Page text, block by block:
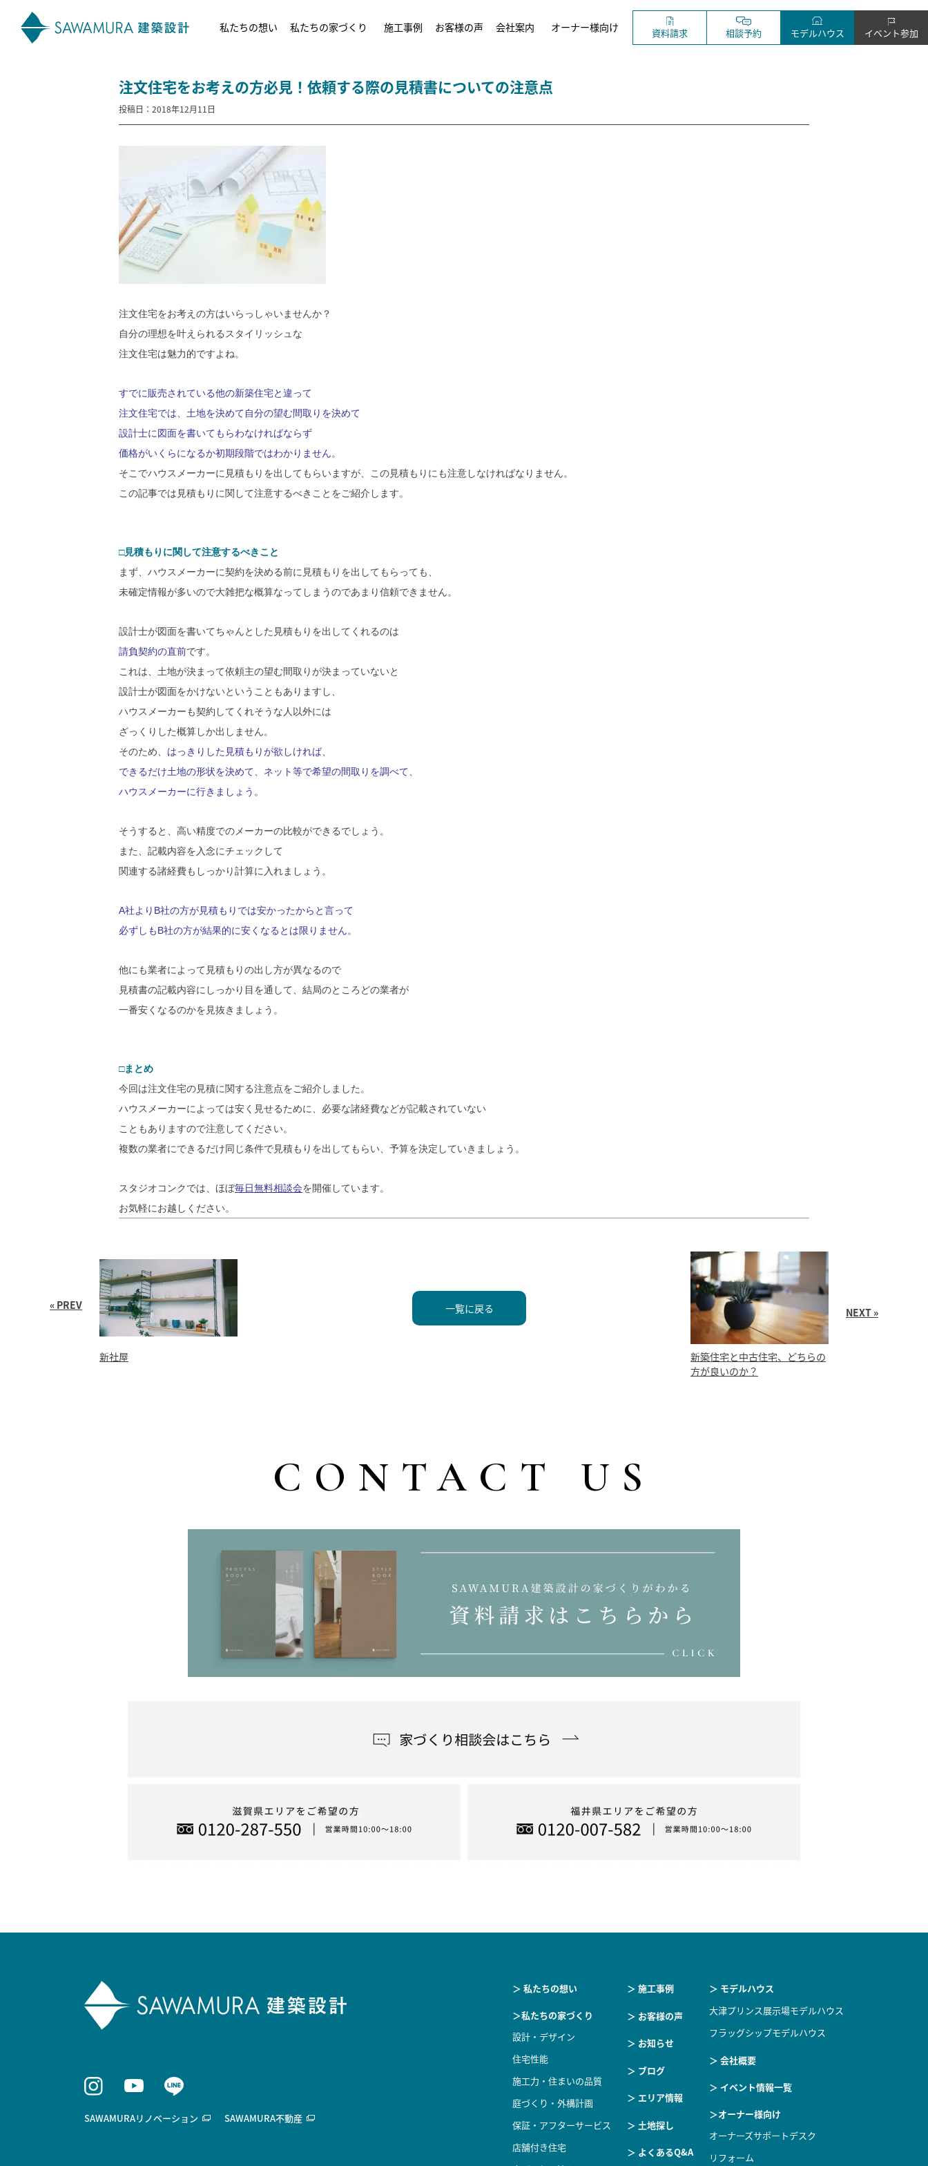
私たちの想い 私たちの家づくり 施工事例 お客様の声 会社案内 オーナー様向け 資料請求 相談予約 モデルハウス イベント参加
注文住宅をお考えの方必見！依頼する際の見積書についての注意点
投稿日：2018年12月11日
注文住宅をお考えの方はいらっしゃいませんか？
自分の理想を叶えられるスタイリッシュな
注文住宅は魅力的ですよね。
すでに販売されている他の新築住宅と違って
注文住宅では、土地を決めて自分の望む間取りを決めて
設計士に図面を書いてもらわなければならず
価格がいくらになるか初期段階ではわかりません。
そこでハウスメーカーに見積もりを出してもらいますが、この見積もりにも注意しなければなりません。
この記事では見積もりに関して注意するべきことをご紹介します。
□見積もりに関して注意するべきこと
まず、ハウスメーカーに契約を決める前に見積もりを出してもらっても、
未確定情報が多いので大雑把な概算なってしまうのであまり信頼できません。
設計士が図面を書いてちゃんとした見積もりを出してくれるのは
請負契約の直前です。
これは、土地が決まって依頼主の望む間取りが決まっていないと
設計士が図面をかけないということもありますし、
ハウスメーカーも契約してくれそうな人以外には
ざっくりした概算しか出しません。
そのため、 はっきりした見積もりが欲しければ、
できるだけ土地の形状を決めて、ネット等で希望の間取りを調べて、
ハウスメーカーに行きましょう。
そうすると、高い精度でのメーカーの比較ができるでしょう。
また、記載内容を入念にチェックして
関連する諸経費もしっかり計算に入れましょう。
A社よりB社の方が見積もりでは安かったからと言って
必ずしもB社の方が結果的に安くなるとは限りません。
他にも業者によって見積もりの出し方が異なるので
見積書の記載内容にしっかり目を通して、結局のところどの業者が
一番安くなるのかを見抜きましょう。
□まとめ
今回は注文住宅の見積に関する注意点をご紹介しました。
ハウスメーカーによっては安く見せるために、必要な諸経費などが記載されていない
こともありますので注意してください。
複数の業者にできるだけ同じ条件で見積もりを出してもらい、予算を決定していきましょう。
スタジオコンクでは、ほぼ毎日無料相談会を開催しています。
お気軽にお越しください。
« PREV
新社屋
一覧に戻る NEXT »
新築住宅と中古住宅、どちらの
方が良いのか？
CONTACT US
SAWAMURAリノベーション SAWAMURA不動産
＞ 私たちの想い
＞私たちの家づくり
設計・デザイン
住宅性能
施工力・住まいの品質
庭づくり・外構計画
保証・アフターサービス
店舗付き住宅
＞ 施工事例
＞ お客様の声
＞ お知らせ
＞ ブログ
＞ エリア情報
＞ 土地探し
＞ よくあるQ&A
＞ モデルハウス
大津プリンス展示場モデルハウス
フラッグシップモデルハウス
＞ 会社概要
＞ イベント情報一覧
＞オーナー様向け
オーナーズサポートデスク
リフォーム